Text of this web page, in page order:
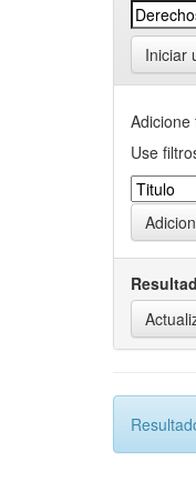
Iniciar
Adicione
Use